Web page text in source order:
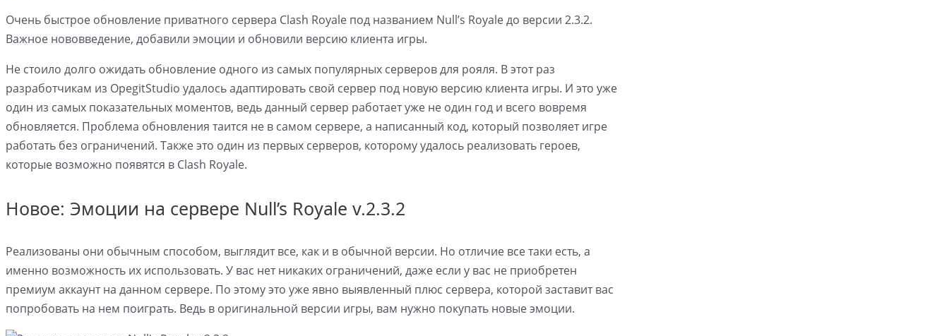
Очень быстрое обновление приватного сервера Clash Royale под названием Null’s Royale до версии 2.3.2.
Важное нововведение, добавили эмоции и обновили версию клиента игры.
Не стоило долго ожидать обновление одного из самых популярных серверов для рояля. В этот раз
разработчикам из OpegitStudio удалось адаптировать свой сервер под новую версию клиента игры. И это уже
один из самых показательных моментов, ведь данный сервер работает уже не один год и всего вовремя
обновляется. Проблема обновления таится не в самом сервере, а написанный код, который позволяет игре
работать без ограничений. Также это один из первых серверов, которому удалось реализовать героев,
которые возможно появятся в Clash Royale.
Новое: Эмоции на сервере Null’s Royale v.2.3.2
Реализованы они обычным способом, выглядит все, как и в обычной версии. Но отличие все таки есть, а
именно возможность их использовать. У вас нет никаких ограничений, даже если у вас не приобретен
премиум аккаунт на данном сервере. По этому это уже явно выявленный плюс сервера, которой заставит вас
попробовать на нем поиграть. Ведь в оригинальной версии игры, вам нужно покупать новые эмоции.